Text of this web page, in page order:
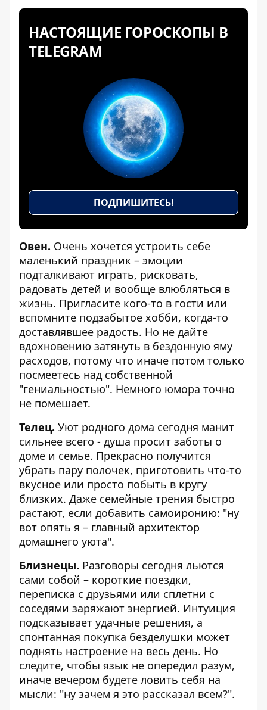
НАСТОЯЩИЕ ГОРОСКОПЫ В
TELEGRAM
ПОДПИШИТЕСЬ!
Овен. Очень хочется устроить себе
маленький праздник – эмоции
подталкивают играть, рисковать,
радовать детей и вообще влюбляться в
жизнь. Пригласите кого-то в гости или
вспомните подзабытое хобби, когда-то
доставлявшее радость. Но не дайте
вдохновению затянуть в бездонную яму
расходов, потому что иначе потом только
посмеетесь над собственной
"гениальностью". Немного юмора точно
не помешает.
Телец. Уют родного дома сегодня манит
сильнее всего - душа просит заботы о
доме и семье. Прекрасно получится
убрать пару полочек, приготовить что-то
вкусное или просто побыть в кругу
близких. Даже семейные трения быстро
растают, если добавить самоиронию: "ну
вот опять я – главный архитектор
домашнего уюта".
Близнецы. Разговоры сегодня льются
сами собой – короткие поездки,
переписка с друзьями или сплетни с
соседями заряжают энергией. Интуиция
подсказывает удачные решения, а
спонтанная покупка безделушки может
поднять настроение на весь день. Но
следите, чтобы язык не опередил разум,
иначе вечером будете ловить себя на
мысли: "ну зачем я это рассказал всем?".